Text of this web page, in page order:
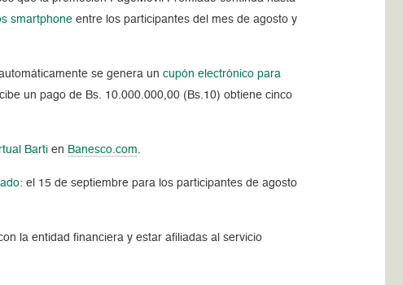
smartphone entre los participantes del mes de agosto y
se genera uncupón electrónico para
un pago de Bs. 10.000.000,00 (Bs.10) obtiene cinco
Barti en Banesco.com
: el 15 de septiembre para los participantes de agosto
la entidad financiera y estar afiliadas al servicio